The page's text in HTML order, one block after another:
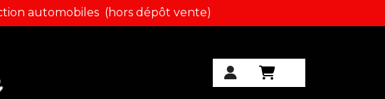
automobiles (hors dépôt vente)